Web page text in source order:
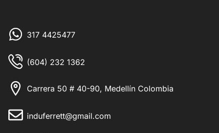
317 4425477
(604) 232 1362
Carrera 50 # 40-90, Medellín Colombia
induferrett@gmail.com